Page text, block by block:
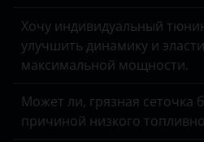
Suzuki
Toyota
Хочу индивидуальный
улучшить динамику и
максимальной мощности.
Может ли, грязная сеточка
причиной низкого